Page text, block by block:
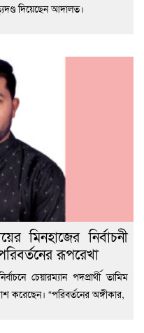
দিয়েছেন আদালত।
মিনহাজের নির্বাচনী
রূপরেখা
চেয়ারম্যান পদপ্রার্থী তামিম
করেছেন। “পরিবর্তনের অঙ্গীকার,